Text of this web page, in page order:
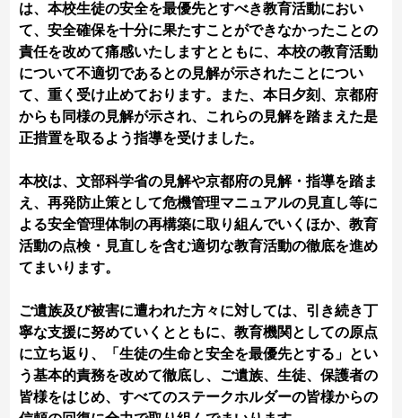
は、本校生徒の安全を最優先とすべき教育活動におい
て、安全確保を十分に果たすことができなかったことの
責任を改めて痛感いたしますとともに、本校の教育活動
について不適切であるとの見解が示されたことについ
て、重く受け止めております。また、本日夕刻、京都府
からも同様の見解が示され、これらの見解を踏まえた是
正措置を取るよう指導を受けました。
本校は、文部科学省の見解や京都府の見解・指導を踏ま
え、再発防止策として危機管理マニュアルの見直し等に
よる安全管理体制の再構築に取り組んでいくほか、教育
活動の点検・見直しを含む適切な教育活動の徹底を進め
てまいります。
ご遺族及び被害に遭われた方々に対しては、引き続き丁
寧な支援に努めていくとともに、教育機関としての原点
に立ち返り、「生徒の生命と安全を最優先とする」とい
う基本的責務を改めて徹底し、ご遺族、生徒、保護者の
皆様をはじめ、すべてのステークホルダーの皆様からの